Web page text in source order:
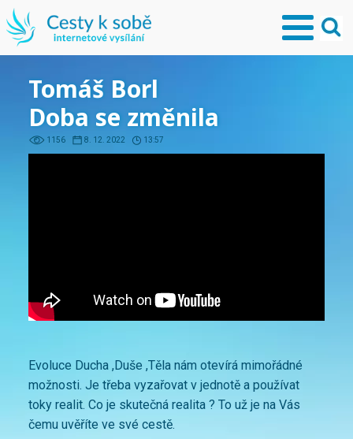
Tomáš Borl
Doba se změnila
1156 8. 12. 2022 13:57
Evoluce Ducha ,Duše ,Těla nám otevírá mimořádné
možnosti. Je třeba vyzařovat v jednotě a používat
toky realit. Co je skutečná realita ? To už je na Vás
čemu uvěříte ve své cestě.